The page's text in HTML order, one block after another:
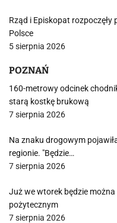
Rząd i Episkopat
Polsce
5 sierpnia 2026
POZNAŃ
160-metrowy odcinek
starą kostkę brukową
7 sierpnia 2026
Na znaku drogowym
regionie. "Będzie…
7 sierpnia 2026
Już we wtorek będzie
pożytecznym
7 sierpnia 2026